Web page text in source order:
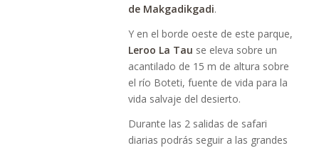
de Makgadikgadi.
Y en el borde oeste de este parque,
Leroo La Tau se eleva sobre un
acantilado de 15 m de altura sobre
el río Boteti, fuente de vida para la
vida salvaje del desierto.
Durante las 2 salidas de safari
diarias podrás seguir a las grandes